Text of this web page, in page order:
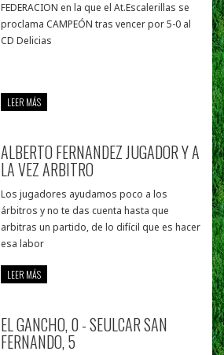
FEDERACION en la que el At.Escalerillas se
proclama CAMPEÓN tras vencer por 5-0 al
CD Delicias
LEER MÁS
ALBERTO FERNANDEZ JUGADOR Y A
LA VEZ ARBITRO
Los jugadores ayudamos poco a los
árbitros y no te das cuenta hasta que
arbitras un partido, de lo difícil que es hacer
esa labor
LEER MÁS
EL GANCHO, 0 - SEULCAR SAN
FERNANDO, 5